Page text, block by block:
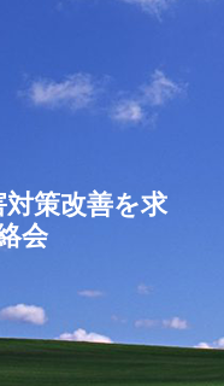
策改善を求
会